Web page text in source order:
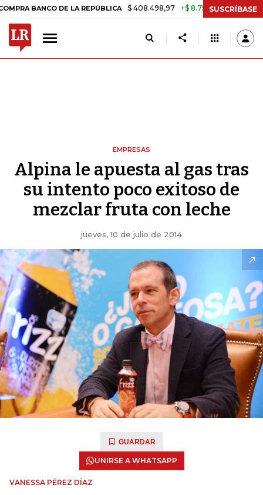
BANCO DE LA REPÚBLICA $ 408.498,97 +$ 8.753,81 +2,19% TASA
SUSCRÍBASE
EMPRESAS
Alpina le apuesta al gas tras
su intento poco exitoso de
mezclar fruta con leche
jueves, 10 de julio de 2014
GUARDAR
UNIRSE A WHATSAPP
VANESSA PÉREZ DÍAZ